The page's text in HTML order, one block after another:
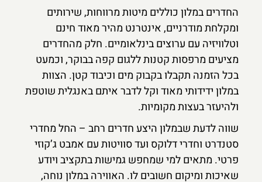
החדרים במלון כוללים מיטות מרווחות, שירותים
ומקלחת מודרניים, אינטרנט מהיר מאוד חינם
וטלוויזיה עם ערוצים בינלאומיים. חלק מהחדרים
מציעים מרפסות קטנות ללגום קפה בבוקר, וכמעט
בכל הזמנה תקבלו בקבוק מים וכיבוד קטן. הצוות
במלון ידידותי מאוד וקל לדבר איתם באנגלית שוטפת
ולהיעזר בעצות מקומיות.
שווה לדעת שבמלון היצע חדרים רחב – החל מחדרי
סטנדרט וחדרי דלוקס ועד סוויטות עם אמבט ג’קוזי
פרטי. מתאים למי שמחפש גמישות בתקציב ויודע
שאיכות ומיקום חשובים לו. האווירה במלון נוחה,